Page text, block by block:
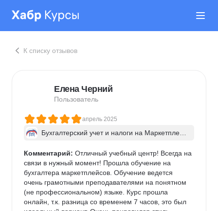
К списку отзывов
Елена Черний
Пользователь
апрель 2025
Бухгалтерский учет и налоги на Маркетплейс
Комментарий: Отличный учебный центр! Всегда на
связи в нужный момент! Прошла обучение на
бухгалтера маркетплейсов. Обучение ведется
очень грамотными преподавателями на понятном
(не профессиональном) языке. Курс прошла
онлайн, т.к. разница со временем 7 часов, это был